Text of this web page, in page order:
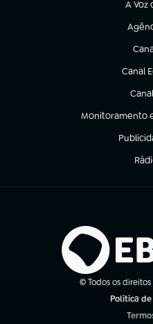
A Voz
(abre
(abre
Canal
(abre
(abre
Monitoramento
(abre em nova
(abre
© Todos os
Política